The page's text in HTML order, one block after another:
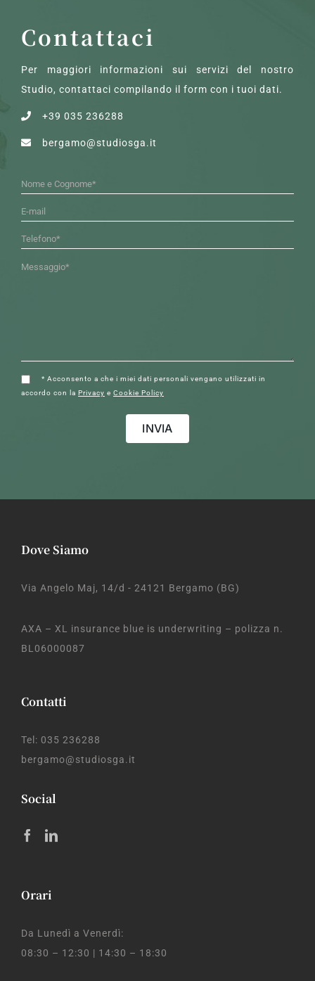
Contattaci
Per maggiori informazioni sui servizi del nostro
Studio, contattaci compilando il form con i tuoi dati.
+39 035 236288
bergamo@studiosga.it
* Acconsento a che i miei dati personali vengano utilizzati in
accordo con la Privacy e Cookie Policy
Dove Siamo
Via Angelo Maj, 14/d - 24121 Bergamo (BG)
AXA – XL insurance blue is underwriting – polizza n.
BL06000087
Contatti
Tel: 035 236288
bergamo@studiosga.it
Social
Orari
Da Lunedì a Venerdì:
08:30 – 12:30 | 14:30 – 18:30